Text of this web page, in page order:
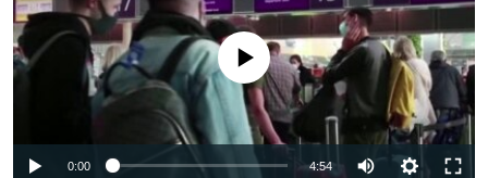
No media source currently available
0:00 4:54 Auto